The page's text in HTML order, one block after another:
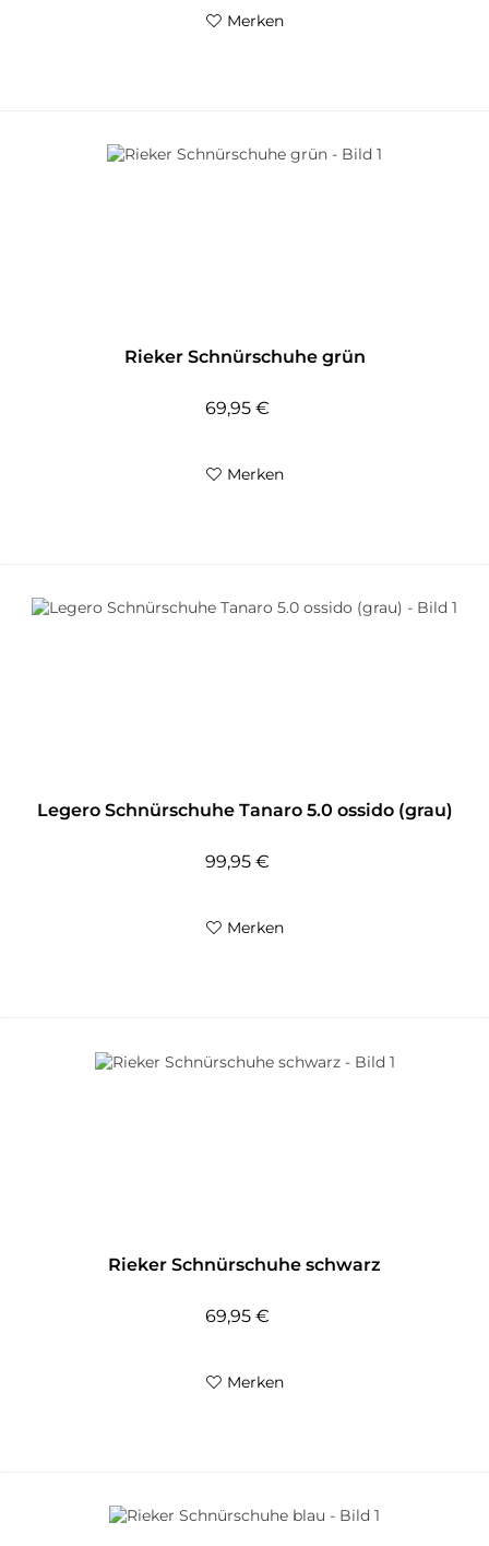
Merken
Rieker Schnürschuhe grün
69,95 €
Merken
Legero Schnürschuhe Tanaro 5.0 ossido (grau)
99,95 €
Merken
Rieker Schnürschuhe schwarz
69,95 €
Merken